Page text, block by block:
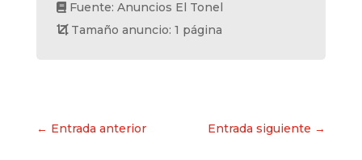
Fuente: Anuncios El Tonel
Tamaño anuncio: 1 página
Navegación
← Entrada anterior Entrada siguiente →